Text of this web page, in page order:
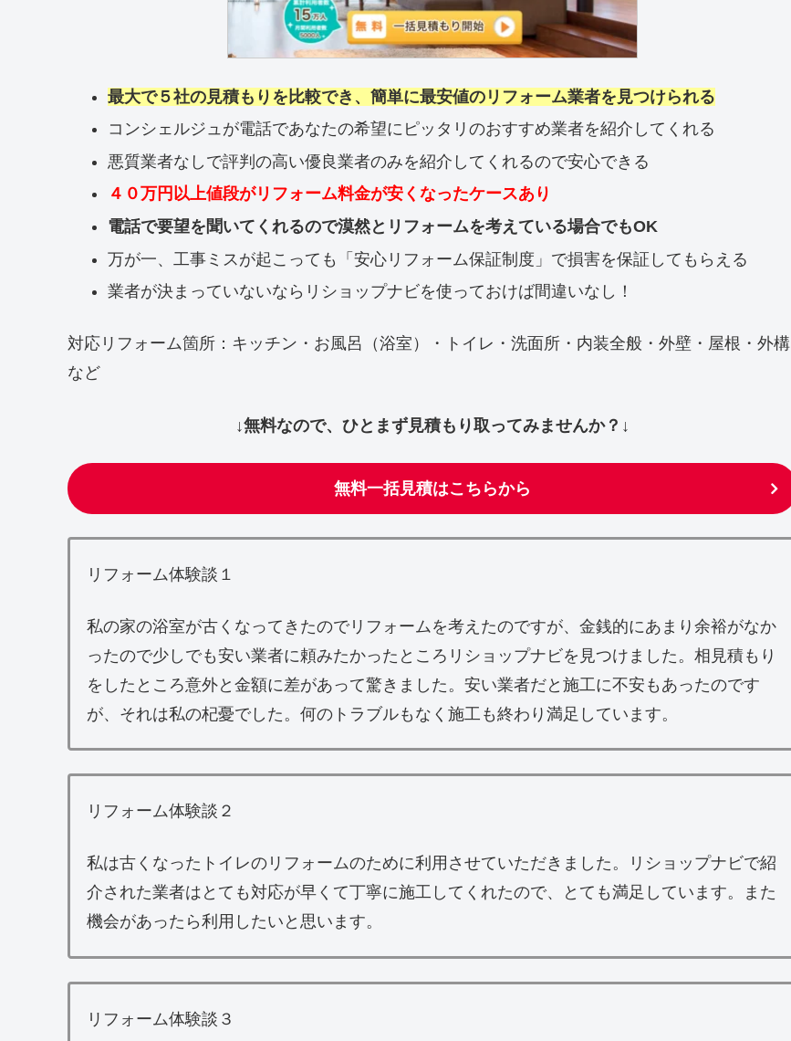
最大で５社の見積もりを比較でき、簡単に最安値のリフォーム業者を見つけられる
コンシェルジュが電話であなたの希望にピッタリのおすすめ業者を紹介してくれる
悪質業者なしで評判の高い優良業者のみを紹介してくれるので安心できる
４０万円以上値段がリフォーム料金が安くなったケースあり
電話で要望を聞いてくれるので漠然とリフォームを考えている場合でもOK
万が一、工事ミスが起こっても「安心リフォーム保証制度」で損害を保証してもらえる
業者が決まっていないならリショップナビを使っておけば間違いなし！
対応リフォーム箇所：キッチン・お風呂（浴室）・トイレ・洗面所・内装全般・外壁・屋根・外構
など
↓無料なので、ひとまず見積もり取ってみませんか？↓
無料一括見積はこちらから
リフォーム体験談１
私の家の浴室が古くなってきたのでリフォームを考えたのですが、金銭的にあまり余裕がなか
ったので少しでも安い業者に頼みたかったところリショップナビを見つけました。相見積もり
をしたところ意外と金額に差があって驚きました。安い業者だと施工に不安もあったのです
が、それは私の杞憂でした。何のトラブルもなく施工も終わり満足しています。
リフォーム体験談２
私は古くなったトイレのリフォームのために利用させていただきました。リショップナビで紹
介された業者はとても対応が早くて丁寧に施工してくれたので、とても満足しています。また
機会があったら利用したいと思います。
リフォーム体験談３